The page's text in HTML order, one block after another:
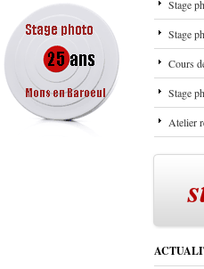
Stage
Stage
Cours
Stage
Atelier